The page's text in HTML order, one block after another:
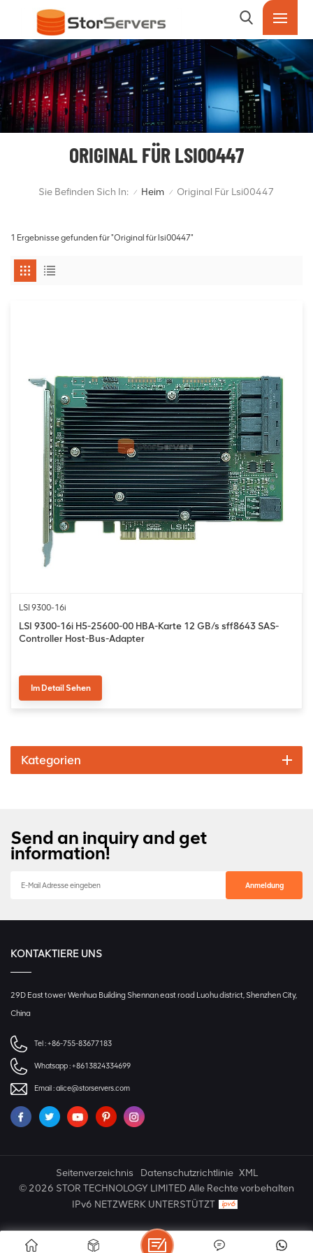
ORIGINAL FÜR LSI00447
Sie Befinden Sich In: / Heim / Original Für Lsi00447
1 Ergebnisse gefunden für "Original für lsi00447"
LSI 9300-16i
LSI 9300-16i H5-25600-00 HBA-Karte 12 GB/s sff8643 SAS-
Controller Host-Bus-Adapter
Im Detail Sehen
Kategorien
Send an inquiry and get
information!
KONTAKTIERE UNS
29D East tower Wenhua Building Shennan east road Luohu district, Shenzhen City,
China
Tel :+86-755-83677183
Whatsapp :+8613824334699
Email :alice@storservers.com
Seitenverzeichnis Datenschutzrichtlinie XML
© 2026 STOR TECHNOLOGY LIMITED Alle Rechte vorbehalten
IPv6 NETZWERK UNTERSTÜTZT